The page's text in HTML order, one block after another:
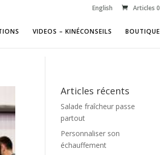
English Articles 0
VIDEOS – KINÉCONSEILS BOUTIQUE
Articles récents
Salade fraîcheur passe
partout
Personnaliser son
échauffement